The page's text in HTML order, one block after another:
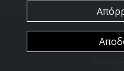
2026 @ All